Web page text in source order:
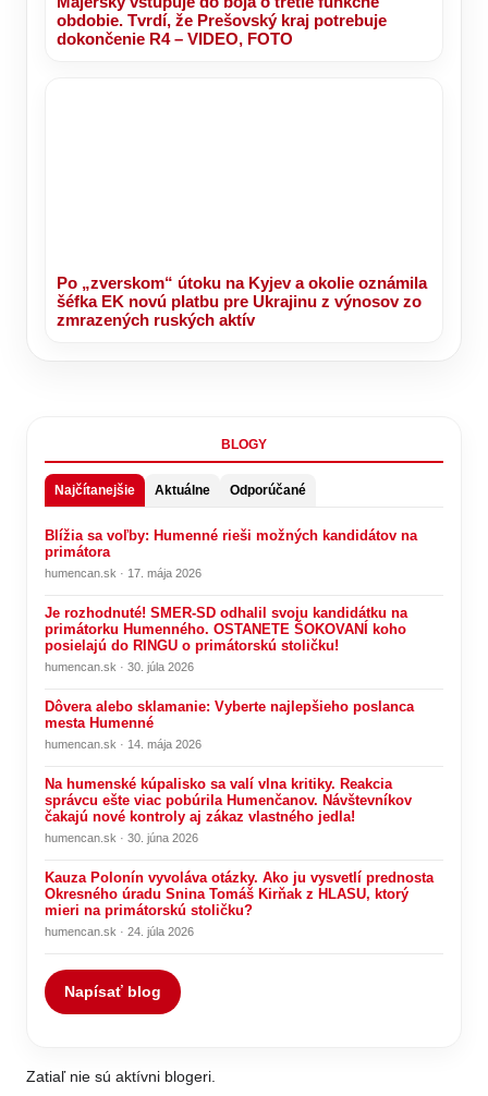
obdobie. Tvrdí, že Prešovský kraj potrebuje
dokončenie R4 – VIDEO, FOTO
Po „zverskom“ útoku na Kyjev a okolie oznámila
šéfka EK novú platbu pre Ukrajinu z výnosov zo
zmrazených ruských aktív
BLOGY
Najčítanejšie Aktuálne Odporúčané
Blížia sa voľby: Humenné rieši možných kandidátov na
primátora
humencan.sk · 17. mája 2026
Je rozhodnuté! SMER-SD odhalil svoju kandidátku na
primátorku Humenného. OSTANETE ŠOKOVANÍ koho
posielajú do RINGU o primátorskú stoličku!
humencan.sk · 30. júla 2026
Dôvera alebo sklamanie: Vyberte najlepšieho poslanca
mesta Humenné
humencan.sk · 14. mája 2026
Na humenské kúpalisko sa valí vlna kritiky. Reakcia
správcu ešte viac pobúrila Humenčanov. Návštevníkov
čakajú nové kontroly aj zákaz vlastného jedla!
humencan.sk · 30. júna 2026
Kauza Polonín vyvoláva otázky. Ako ju vysvetlí prednosta
Okresného úradu Snina Tomáš Kirňak z HLASU, ktorý
mieri na primátorskú stoličku?
humencan.sk · 24. júla 2026
Napísať blog
Zatiaľ nie sú aktívni blogeri.